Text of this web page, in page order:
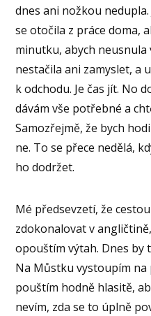
dnes ani nožkou nedupla.
se otočila z práce doma,
minutku, abych neusnula
nestačila ani zamyslet, a
k odchodu. Je čas jít. No
dávám vše potřebné a
Samozřejmě, že bych
ne. To se přece nedělá,
ho dodržet.
Mé předsevzetí, že
zdokonalovat v
opouštím výtah. Dnes by
Na Můstku vystoupím na
pouštím hodně hlasitě,
nevím, zda se to úplně